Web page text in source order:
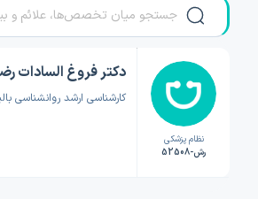
نظام پزشکی
رش-52508
دکتر فروغ السادات
کارشناسی ارشد روانشناسی